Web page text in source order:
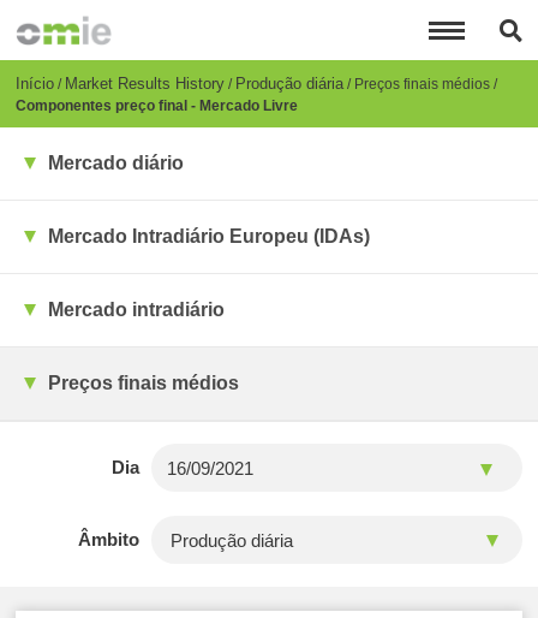
para
conteúdo
principal
Breadcrumb
Início Market Results History Produção diária Preços finais médios
Componentes preço final - Mercado Livre
Mercado diário
Mercado Intradiário Europeu (IDAs)
Mercado intradiário
Preços finais médios
Dia
Âmbito